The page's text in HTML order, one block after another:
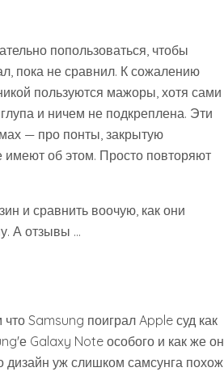
попользоваться, чтобы
пока не сравнил. К сожалению
пользуются мажоры, хотя сами
и ничем не подкреплена. Эти
— про понты, закрытую
об этом. Просто повторяют
и сравнить воочую, как они
А отзывы …
Samsung поиграл Apple суд как
Galaxy Note особого и как же он
дизайн уж слишком самсунга похож